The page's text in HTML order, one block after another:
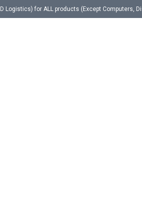
Logistics) for ALL products (Except Computers,